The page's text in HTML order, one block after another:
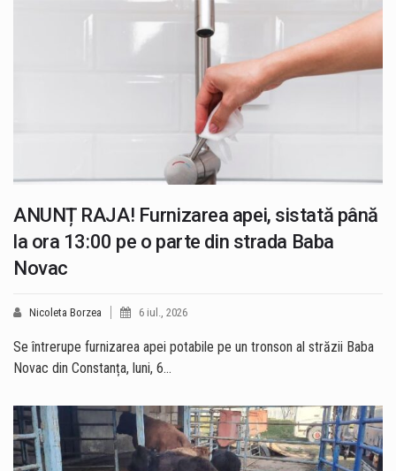
ANUNȚ RAJA! Furnizarea apei, sistată până
la ora 13:00 pe o parte din strada Baba
Novac
Nicoleta Borzea 6 iul., 2026
Se întrerupe furnizarea apei potabile pe un tronson al străzii Baba
Novac din Constanța, luni, 6…